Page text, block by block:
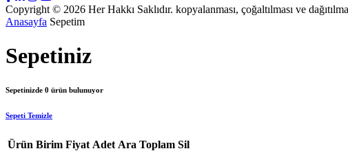
Copyright © 2026 Her Hakkı Saklıdır. kopyalanması, çoğaltılması ve
Anasayfa Sepetim
Sepetiniz
Sepetinizde 0 ürün bulunuyor
Sepeti Temizle
Ürün Birim Fiyat Adet Ara Toplam Sil